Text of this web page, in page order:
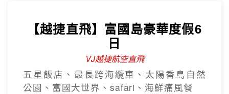
【越捷直飛】富國島豪華度假6
日
VJ越捷航空直飛
五星飯店、最長跨海纜車、太陽香島自然
公園、富國大世界、safari、海鮮痛風餐